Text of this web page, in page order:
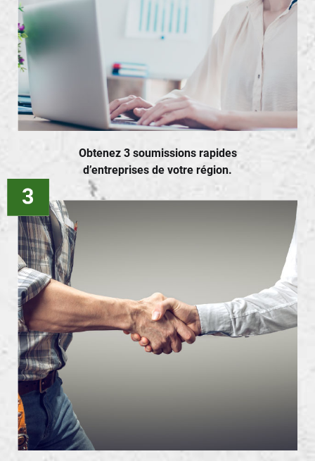
Obtenez 3 soumissions rapides
d’entreprises de votre région.